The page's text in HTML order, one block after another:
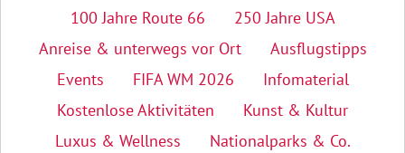
100 Jahre Route 66
250 Jahre USA
Anreise & unterwegs vor Ort
Ausflugstipps
Events
FIFA WM 2026
Infomaterial
Kostenlose Aktivitäten
Kunst & Kultur
Luxus & Wellness
Nationalparks & Co.